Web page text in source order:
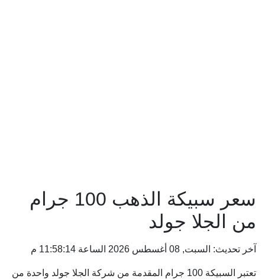
سعر سبيكة الذهب 100 جرام
من الجلا جولد
آخر تحديث: السبت, 08 أغسطس 2026 الساعة 11:58:14 م
تعتبر السبيكة 100 جرام المقدمة من شركة الجلا جولد واحدة من